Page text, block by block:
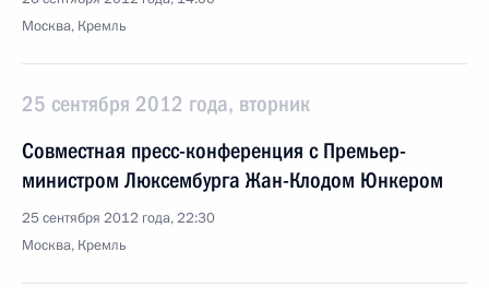
Москва, Кремль
25 сентября 2012 года, вторник
Совместная пресс-конференция с Премьер-
министром Люксембурга Жан-Клодом Юнкером
25 сентября 2012 года, 22:30
Москва, Кремль